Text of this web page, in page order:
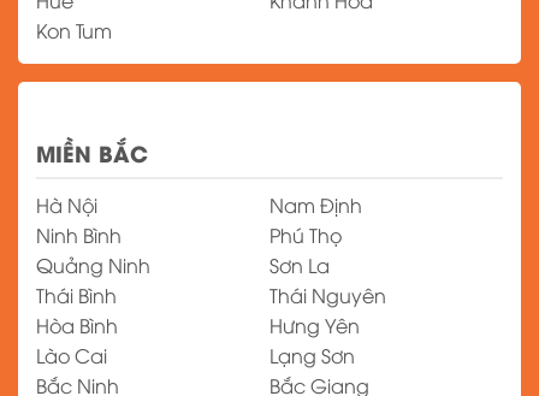
Kon Tum
MIỀN BẮC
Hà Nội
Nam Định
Ninh Bình
Phú Thọ
Quảng Ninh
Sơn La
Thái Bình
Thái Nguyên
Hòa Bình
Hưng Yên
Lào Cai
Lạng Sơn
Bắc Ninh
Bắc Giang